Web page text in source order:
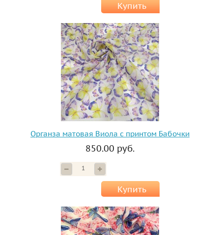
Купить
Органза матовая Виола с принтом Бабочки
850.00 руб.
Купить